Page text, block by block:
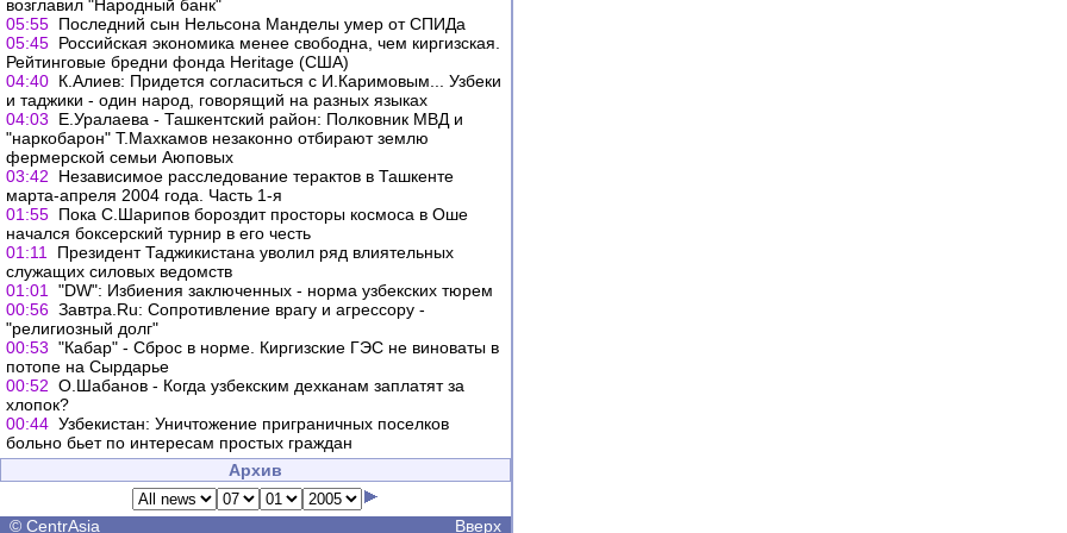
возглавил "Народный банк"
05:55 Последний сын Нельсона Манделы умер от СПИДа
05:45 Российская экономика менее свободна, чем киргизская.
Рейтинговые бредни фонда Heritage (США)
04:40 К.Алиев: Придется согласиться с И.Каримовым... Узбеки
и таджики - один народ, говорящий на разных языках
04:03
Е.Уралаева - Ташкентский район: Полковник МВД и
"наркобарон" Т.Махкамов незаконно отбирают землю
фермерской семьи Аюповых
03:42
Независимое расследование терактов в Ташкенте
марта-апреля 2004 года. Часть 1-я
01:55 Пока С.Шарипов бороздит просторы космоса в Оше
начался боксерский турнир в его честь
01:11
Президент Таджикистана уволил ряд влиятельных
служащих силовых ведомств
01:01
"DW": Избиения заключенных - норма узбекских тюрем
00:56 Завтра.Ru: Сопротивление врагу и агрессору -
"религиозный долг"
00:53 "Кабар" - Сброс в норме. Киргизские ГЭС не виноваты в
потопе на Сырдарье
00:52 О.Шабанов - Когда узбекским дехканам заплатят за
хлопок?
00:44 Узбекистан: Уничтожение приграничных поселков
больно бьет по интересам простых граждан
Архив
© CentrAsia Вверх